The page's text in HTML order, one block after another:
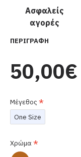
Ασφαλείς
αγορές
ΠΕΡΙΓΡΑΦΉ
50,00€
Μέγεθος
One Size
Χρώμα